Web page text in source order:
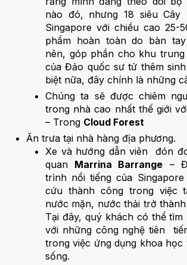
nào đó, nhưng 18 siêu Cây
Singapore với chiều cao 25-
phẩm hoàn toàn do bàn
nên, góp phần cho khu trung
của Đảo quốc sư tử thêm
biệt nữa, đây chính là những
Chúng ta sẽ được chiêm
trong nhà cao nhất thế giới
– Trong Cloud Forest
Ăn trưa tại nhà hàng địa phương.
Xe và hướng dẫn viên đón
quan Marrina Barrange –
trình nổi tiếng của
cứu thành công trong việc
nước mặn, nước thải trở
Tại đây, quý khách có thể tìm
với những công nghệ tiên
trong việc ứng dụng khoa học
sống.